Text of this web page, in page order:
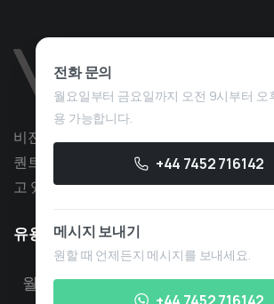
전화 문의
월요일부터 금요일까지 오전 9시부터 오
용 가능합니다.
+44 7452 716142
메시지 보내기
원할 때 언제든지 메시지를 보내세요.
비전 퀀트는 전략 개발 분야에서 10년 이상
퀀트 트레이딩 서비스 회사로, 독점 트레이
고 있습니다.
유용한정보
월~금, 오전 8시~오후 6시 영업